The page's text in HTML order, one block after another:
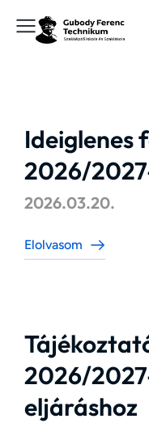
Ideiglenes
2026/
2026.03.20.
Elolvasom
2026/
eljáráshoz